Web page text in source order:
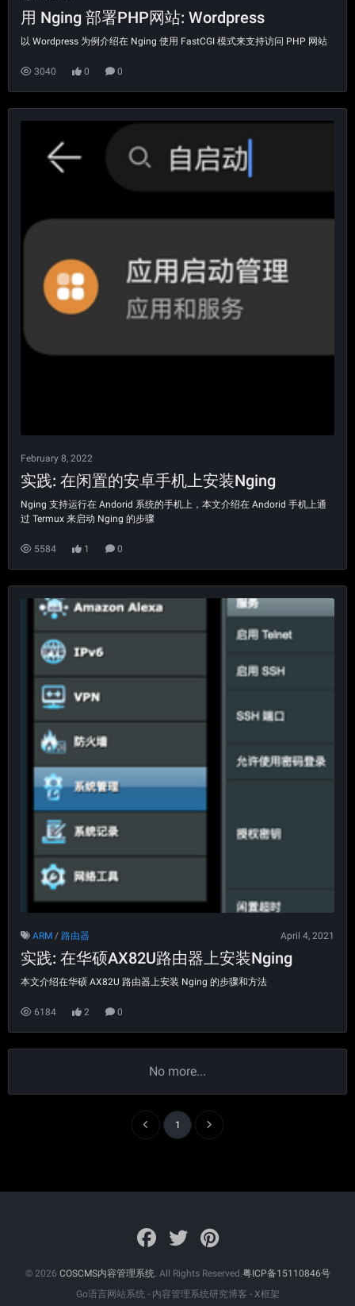
用 Nging 部署PHP网站: Wordpress
以 Wordpress 为例介绍在 Nging 使用 FastCGI 模式来支持访问 PHP 网站
3040 0 0
February 8, 2022
实践: 在闲置的安卓手机上安装Nging
Nging 支持运行在 Andorid 系统的手机上，本文介绍在 Andorid 手机上通
过 Termux 来启动 Nging 的步骤
5584 1 0
ARM / 路由器 April 4, 2021
实践: 在华硕AX82U路由器上安装Nging
本文介绍在华硕 AX82U 路由器上安装 Nging 的步骤和方法
6184 2 0
No more...
1
© 2026 COSCMS内容管理系统. All Rights Reserved.粤ICP备15110846号
Go语言网站系统 - 内容管理系统研究博客 - X框架